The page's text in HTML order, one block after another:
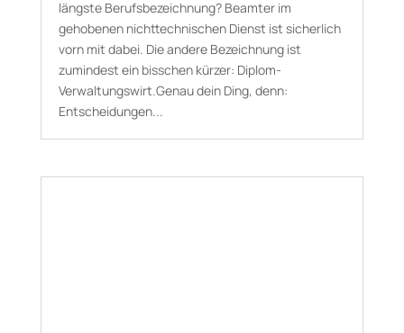
längste Berufsbezeichnung? Beamter im
gehobenen nichttechnischen Dienst ist sicherlich
vorn mit dabei. Die andere Bezeichnung ist
zumindest ein bisschen kürzer: Diplom-
Verwaltungswirt.Genau dein Ding, denn:
Entscheidungen...